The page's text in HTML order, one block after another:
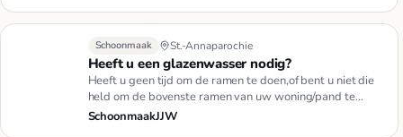
Schoonmaak St.-Annaparochie
Heeft u een glazenwasser nodig?
Heeft u geen tijd om de ramen te doen,of bent u niet die
held om de bovenste ramen van uw woning/pand te
doen?Dan zijn w…
SchoonmaakJJW